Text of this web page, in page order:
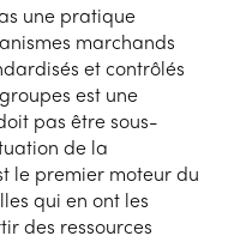
une pratique
marchands
et contrôlés
est une
pas être sous-
de la
le premier moteur du
qui en ont les
des ressources